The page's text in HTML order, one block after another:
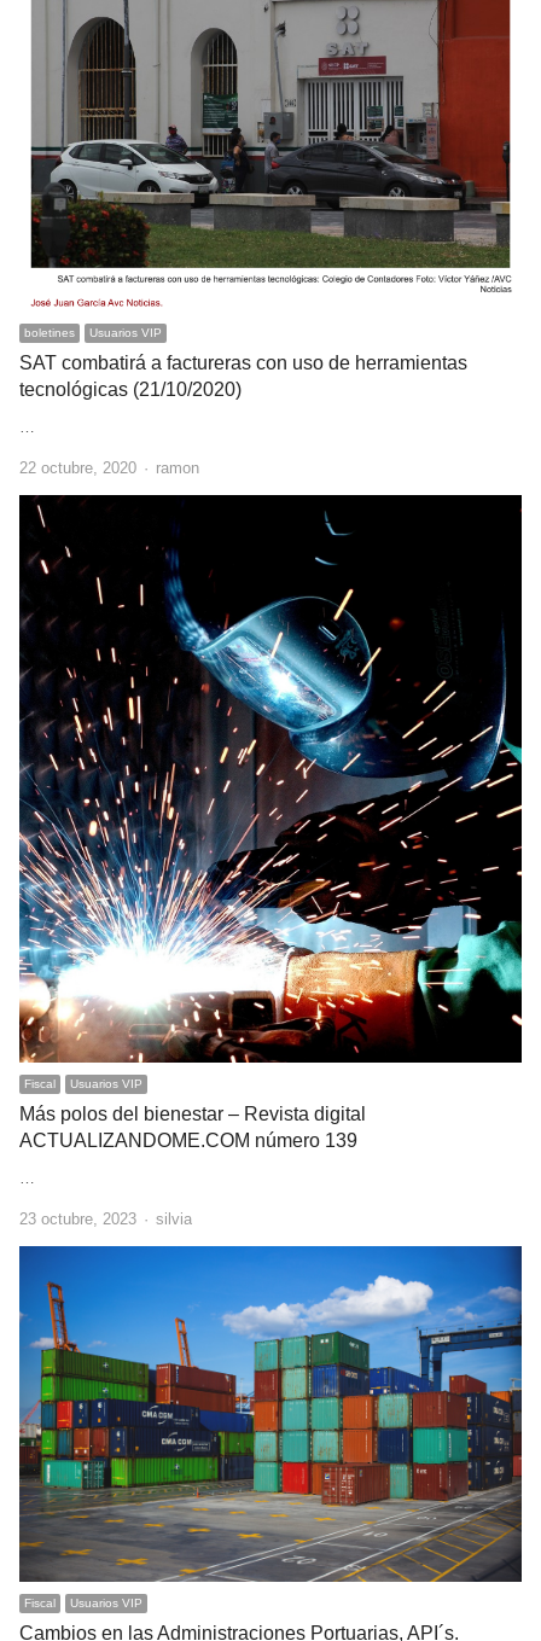
boletines Usuarios VIP
SAT combatirá a factureras con uso de herramientas
tecnológicas (21/10/2020)
22 octubre, 2020 Author
ramon
Fiscal Usuarios VIP
Más polos del bienestar – Revista digital
ACTUALIZANDOME.COM número 139
23 octubre, 2023 Author
silvia
Fiscal Usuarios VIP
Cambios en las Administraciones Portuarias, API´s.